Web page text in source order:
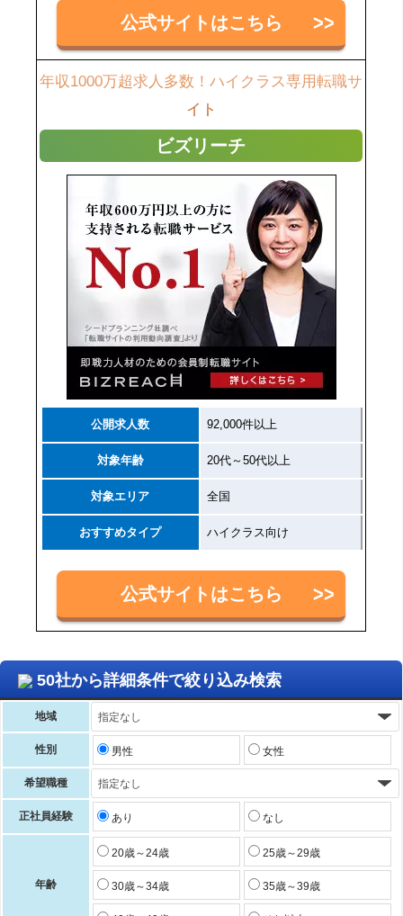
公式サイトはこちら
年収1000万超求人多数！ハイクラス専用転職サ
イト
ビズリーチ
公開求人数 92,000件以上
対象年齢 20代～50代以上
対象エリア 全国
おすすめタイプ ハイクラス向け
公式サイトはこちら
50社から詳細条件で絞り込み検索
地域
性別 男性 女性
希望職種
正社員経験 あり なし
年齢
20歳～24歳 25歳～29歳
30歳～34歳 35歳～39歳